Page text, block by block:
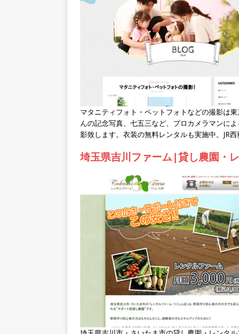
マタニティフォト・ペットフォトなどの撮影は
んの記念写真、七五三など、プロカメラマンに
影致します。衣装の無料レンタルも実施中。JR西
埼玉県吉川ファーム|貸し農園・